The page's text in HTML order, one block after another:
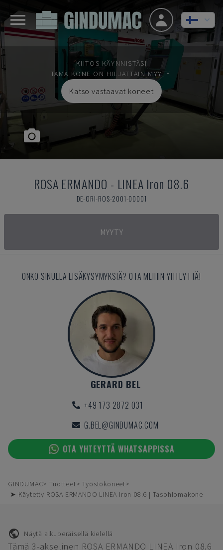
KIITOS KÄYNNISTÄSI
TÄMÄ KONE ON HILJATTAIN MYYTY.
Katso vastaavat koneet
ROSA ERMANDO - LINEA Iron 08.6
DE-GRI-ROS-2001-00001
MYYTY
ONKO SINULLA LISÄKYSYMYKSIÄ? OTA MEIHIN YHTEYTTÄ!
GERARD BEL
+49 173 2872 031
G.BEL@GINDUMAC.COM
OTA YHTEYTTÄ WHATSAPPISSA
GINDUMAC Tuotteet
Työstökoneet
➤ Käytetty ROSA ERMANDO LINEA Iron 08.6 | Tasohiomakone
Näytä alkuperäisellä kielellä
Tämä 3-akselinen ROSA ERMANDO LINEA Iron 08.6